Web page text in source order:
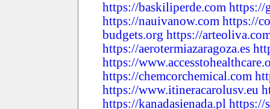
https://baskiliperde.com https://
https://nauivanow.com https://
budgets.org https://
https://aerotermiazaragoza.es
https://
https://chemcorchemical.com
https://www.itineracarolusv.eu
https://kanadasienada.pl https://